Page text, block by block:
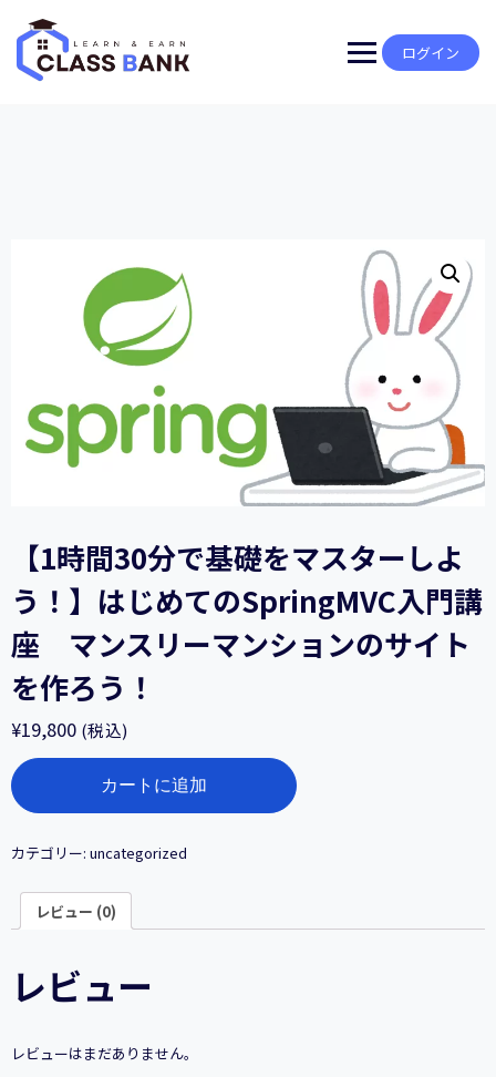
content
ログイン
【1時間30分で基礎をマスターしよ
う！】はじめてのSpringMVC入門講
座 マンスリーマンションのサイト
を作ろう！
¥19,800 (税込)
【1
時
間
分
基
を
ス
タ
よ
カートに追加
カテゴリー: uncategorized
レビュー (0)
レビュー
レビューはまだありません。